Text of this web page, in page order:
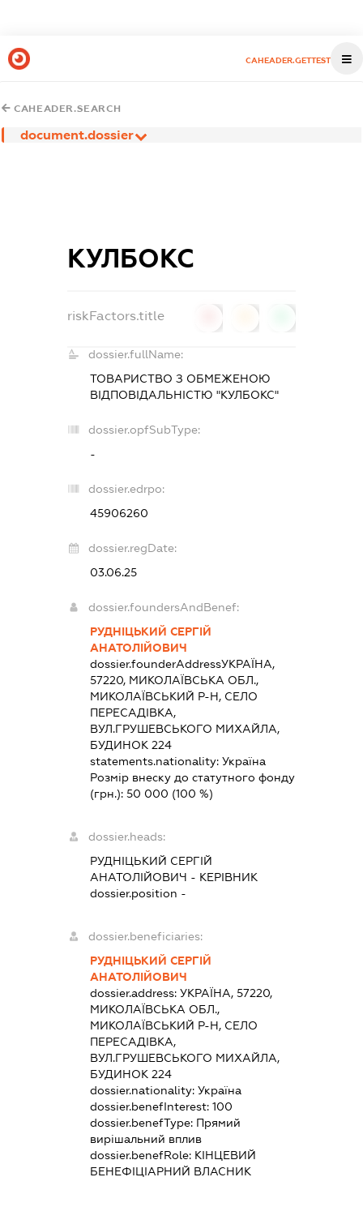
CAHEADER.GETTEST
CAHEADER.SEARCH
document.dossier
КУЛБОКС
riskFactors.title
dossier.fullName:
ТОВАРИСТВО З ОБМЕЖЕНОЮ
ВІДПОВІДАЛЬНІСТЮ "КУЛБОКС"
dossier.opfSubType:
-
dossier.edrpo:
45906260
dossier.regDate:
03.06.25
dossier.foundersAndBenef:
РУДНІЦЬКИЙ СЕРГІЙ
АНАТОЛІЙОВИЧ
dossier.founderAddressУКРАЇНА,
57220, МИКОЛАЇВСЬКА ОБЛ.,
МИКОЛАЇВСЬКИЙ Р-Н, СЕЛО
ПЕРЕСАДІВКА,
ВУЛ.ГРУШЕВСЬКОГО МИХАЙЛА,
БУДИНОК 224
statements.nationality:Україна
Розмір внеску до статутного фонду
(грн.):50 000 (100 %)
dossier.heads:
РУДНІЦЬКИЙ СЕРГІЙ
АНАТОЛІЙОВИЧ - КЕРІВНИК
dossier.position -
dossier.beneficiaries:
РУДНІЦЬКИЙ СЕРГІЙ
АНАТОЛІЙОВИЧ
dossier.address:УКРАЇНА, 57220,
МИКОЛАЇВСЬКА ОБЛ.,
МИКОЛАЇВСЬКИЙ Р-Н, СЕЛО
ПЕРЕСАДІВКА,
ВУЛ.ГРУШЕВСЬКОГО МИХАЙЛА,
БУДИНОК 224
dossier.nationality:Україна
dossier.benefInterest:100
dossier.benefType: Прямий
вирішальний вплив
dossier.benefRole: КІНЦЕВИЙ
БЕНЕФІЦІАРНИЙ ВЛАСНИК